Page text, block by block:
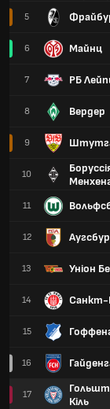
5
6 Майнц
7 РБ
8 Вердер
9
10
11
12
13 Уніон
14 Санкт-
15
16
17
Кіль